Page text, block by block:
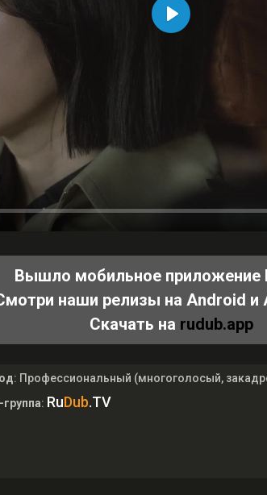
Вышло мобильное приложение
наши релизы на Android и
Скачать на rudub.app
: Профессиональный (многоголосый,
: RuDub.TV